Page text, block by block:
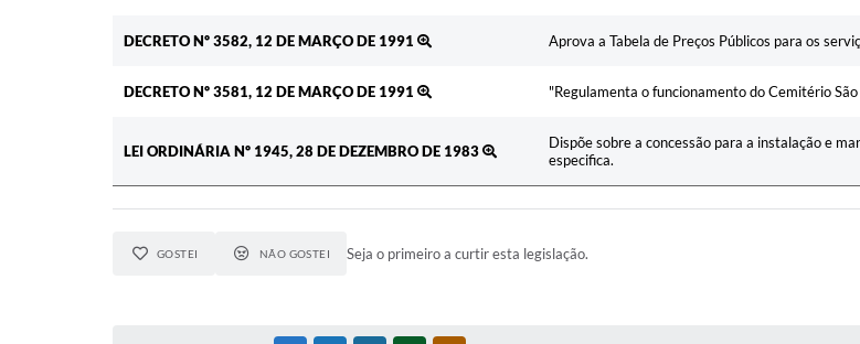
DECRETO Nº 3582, 12 DE MARÇO DE 1991 Aprova a Tabela de Preços Públicos para os
DECRETO Nº 3581, 12 DE MARÇO DE 1991 "Regulamenta o funcionamento do Cemitério
LEI ORDINÁRIA Nº 1945, 28 DE DEZEMBRO DE 1983
Dispõe sobre a concessão para a instalação e
especifica.
GOSTEI NÃO GOSTEI Seja o primeiro a curtir esta legislação.